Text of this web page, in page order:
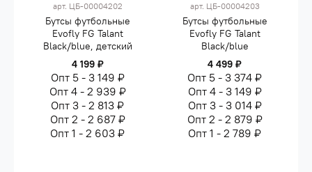
арт. ЦБ-00004202
Бутсы футбольные
Evofly FG Talant
Black/blue, детский
4 199 ₽
Опт 5 - 3 149 ₽
Опт 4 - 2 939 ₽
Опт 3 - 2 813 ₽
Опт 2 - 2 687 ₽
Опт 1 - 2 603 ₽
арт. ЦБ-00004203
Бутсы футбольные
Evofly FG Talant
Black/blue
4 499 ₽
Опт 5 - 3 374 ₽
Опт 4 - 3 149 ₽
Опт 3 - 3 014 ₽
Опт 2 - 2 879 ₽
Опт 1 - 2 789 ₽